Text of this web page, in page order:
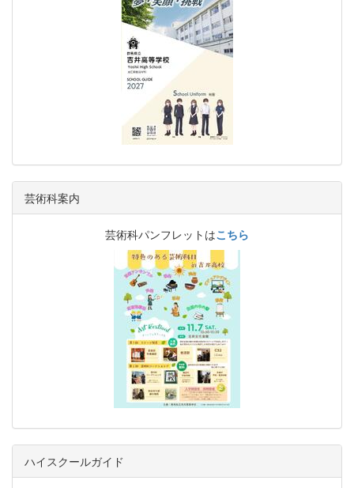
芸術科案内
芸術科パンフレットはこちら
ハイスクールガイド